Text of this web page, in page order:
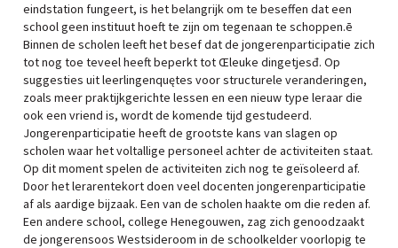
eindstation fungeert, is het belangrijk om te beseffen dat een
school geen instituut hoeft te zijn om tegenaan te schoppen.ē
Binnen de scholen leeft het besef dat de jongerenparticipatie zich
tot nog toe teveel heeft beperkt tot Œleuke dingetjesđ. Op
suggesties uit leerlingenquętes voor structurele veranderingen,
zoals meer praktijkgerichte lessen en een nieuw type leraar die
ook een vriend is, wordt de komende tijd gestudeerd.
Jongerenparticipatie heeft de grootste kans van slagen op
scholen waar het voltallige personeel achter de activiteiten staat.
Op dit moment spelen de activiteiten zich nog te geïsoleerd af.
Door het lerarentekort doen veel docenten jongerenparticipatie
af als aardige bijzaak. Een van de scholen haakte om die reden af.
Een andere school, college Henegouwen, zag zich genoodzaakt
de jongerensoos Westsideroom in de schoolkelder voorlopig te